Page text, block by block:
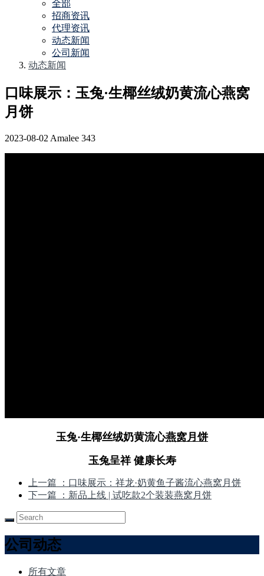
全部
招商资讯
代理资讯
动态新闻
公司新闻
动态新闻
口味展示：玉兔·生椰丝绒奶黄流心燕窝
月饼
2023-08-02 Amalee 343
玉兔·生椰丝绒奶黄流心燕窝月饼
玉兔呈祥 健康长寿
上一篇
：口味展示：祥龙·奶黄鱼子酱流心燕窝月饼
下一篇
：新品上线 | 试吃款2个装装燕窝月饼
公司动态
所有文章